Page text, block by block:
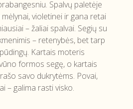
Spalvų paletėje
violetinei ir gana retai
– žaliai spalvai. Segių su
– retenybės, bet tarp
Kartais moteris
formos segę, o kartais
savo dukrytėms. Povai,
– galima rasti visko.